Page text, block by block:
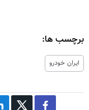
برچسب ها:
ایران خودرو